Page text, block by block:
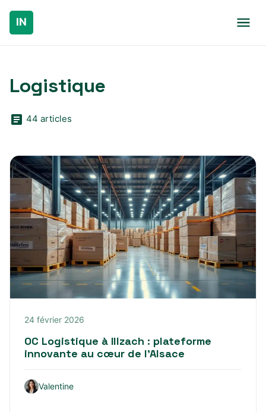
Logistique
44 articles
24 février 2026
OC Logistique à Illzach : plateforme
innovante au cœur de l’Alsace
Valentine